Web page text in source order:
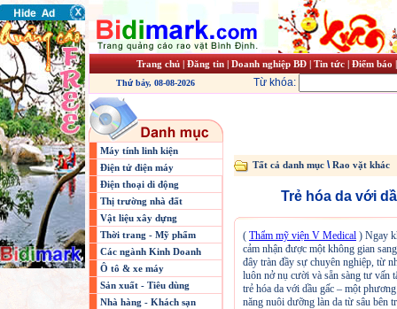
Trang chủ|Đăng tin|Doanh nghiệp BĐ|Tin tức|Điểm báo
Thứ bảy, 08-08-2026 Từ khóa:
Máy tính linh kiện
Điện tử điện máy
Điện thoại di động
Thị trường nhà đất
Vật liệu xây dựng
Thời trang - Mỹ phẩm
Các ngành Kinh Doanh
Ô tô & xe máy
Sản xuất - Tiêu dùng
Nhà hàng - Khách sạn
Tất cả danh mục \Rao vặt khác
Trẻ hóa da với
( Thẩm mỹ viện V Medical ) Ngay
cảm nhận được một không gian
đây tràn đầy sự chuyên nghiệp, từ
luôn nở nụ cười và sẵn sàng tư vấn
trẻ hóa da với dầu gấc – một
năng nuôi dưỡng làn da từ sâu bên